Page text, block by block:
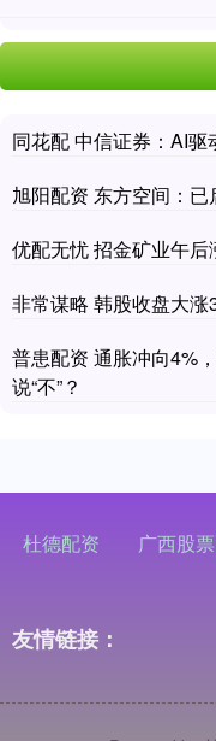
同花配 中信证券：AI
旭阳配资 东方空间：
优配无忧 招金矿业午
非常谋略 韩股收盘大
普患配资 通胀冲向4%
说“不”？
杜德配资 广西股
友情链接：